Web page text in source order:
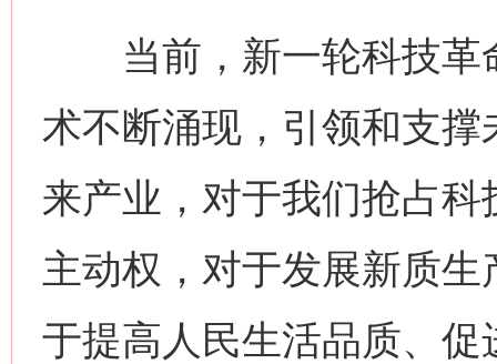
当前，新一轮科技革
术不断涌现，引领和支
来产业，对于我们抢占
主动权，对于发展新质
于提高人民生活品质、